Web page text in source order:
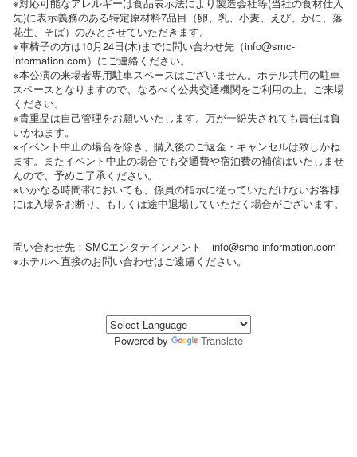
先)に表示義務のある特定原材料7品目（卵、乳、小麦、えび、かに、落
花生、そば）のみとさせていただきます。
※車椅子の方は10月24日(木)までに問い合わせ先（info@smc-
information.com）にご連絡ください。
※本公演の来場者専用駐車スペースはございません。ホテル共用の駐車
スペースとなりますので、なるべく公共交通機関をご利用の上、ご来場
ください。
※貴重品は自己管理をお願いいたします。万が一紛失されても責任は負
いかねます。
※イベント中止の場合を除き、購入後のご返金・キャンセルは致しかね
ます。またイベント中止の場合でも交通費や宿泊費の補償はいたしませ
んので、予めご了承ください。
※いかなる時間帯においても、係員の指示に従っていただけないお客様
には入場をお断り、もしくは途中退場していただく場合がございます。
問い合わせ先：SMCエンタテインメント info@smc-information.com
※ホテルへ直接のお問い合わせはご遠慮ください。
Powered by Translate